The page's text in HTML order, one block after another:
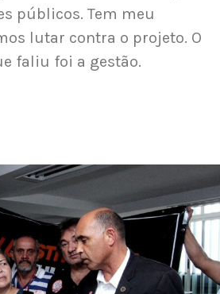
públicos. Tem meu
lutar contra o projeto. O
faliu foi a gestão.